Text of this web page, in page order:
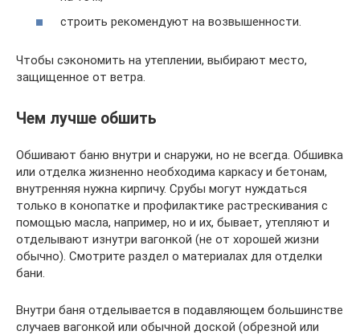
строить рекомендуют на возвышенности.
Чтобы сэкономить на утеплении, выбирают место,
защищенное от ветра.
Чем лучше обшить
Обшивают баню внутри и снаружи, но не всегда. Обшивка
или отделка жизненно необходима каркасу и бетонам,
внутренняя нужна кирпичу. Срубы могут нуждаться
только в конопатке и профилактике растрескивания с
помощью масла, например, но и их, бывает, утепляют и
отделывают изнутри вагонкой (не от хорошей жизни
обычно). Смотрите раздел о материалах для отделки
бани.
Внутри баня отделывается в подавляющем большинстве
случаев вагонкой или обычной доской (обрезной или